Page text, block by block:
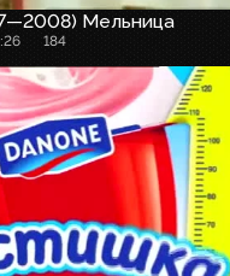
Мельница
184